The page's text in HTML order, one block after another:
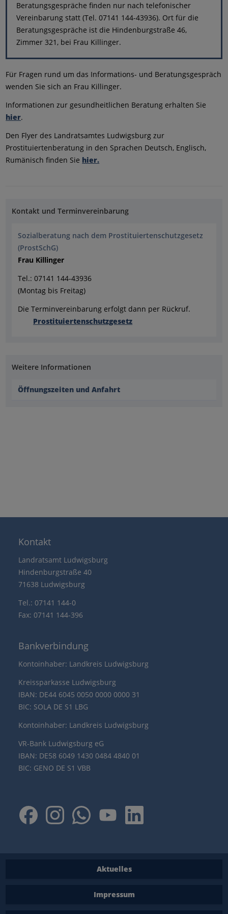
Beratungsgespräche finden nur nach telefonischer
Vereinbarung statt (Tel. 07141 144-43936). Ort für die
Beratungsgespräche ist die Hindenburgstraße 46,
Zimmer 321, bei Frau Killinger.
Für Fragen rund um das Informations- und Beratungsgespräch
wenden Sie sich an Frau Killinger.
Informationen zur gesundheitlichen Beratung erhalten Sie
hier.
Den Flyer des Landratsamtes Ludwigsburg zur
Prostituiertenberatung in den Sprachen Deutsch, Englisch,
Rumänisch finden Sie hier.
Kontakt und Terminvereinbarung
Sozialberatung nach dem Prostituiertenschutzgesetz
(ProstSchG)
Frau Killinger
Tel.: 07141 144-43936
(Montag bis Freitag)
Die Terminvereinbarung erfolgt dann per Rückruf.
Prostituiertenschutzgesetz
Weitere Informationen
Öffnungszeiten und Anfahrt
Kontakt
Landratsamt Ludwigsburg
Hindenburgstraße 40
71638 Ludwigsburg
Tel.: 07141 144-0
Fax: 07141 144-396
Bankverbindung
Kontoinhaber: Landkreis Ludwigsburg
Kreissparkasse Ludwigsburg
IBAN: DE44 6045 0050 0000 0000 31
BIC: SOLA DE S1 LBG
Kontoinhaber: Landkreis Ludwigsburg
VR-Bank Ludwigsburg eG
IBAN: DE58 6049 1430 0484 4840 01
BIC: GENO DE S1 VBB
Aktuelles
Impressum